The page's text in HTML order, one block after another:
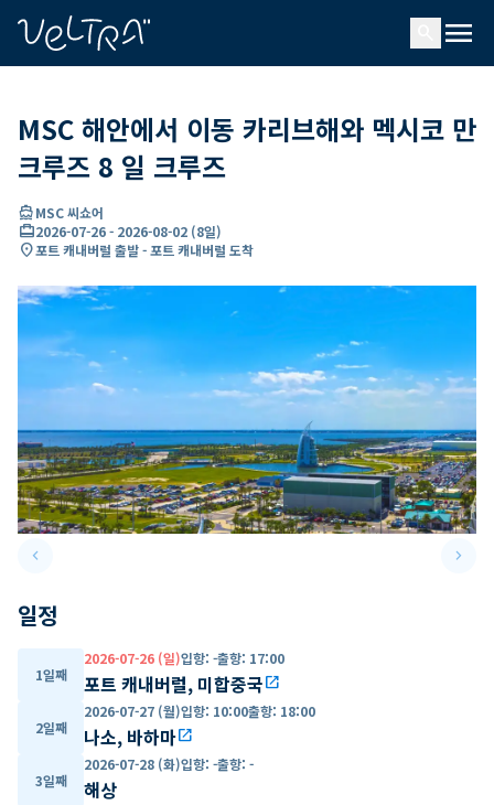
menu
MSC 해안에서 이동 카리브해와 멕시코 만
크루즈 8 일 크루즈
directions_boatMSC 씨쇼어
card_travel2026-07-26- 2026-08-02 (8일)
location_on포트 캐내버럴 출발 - 포트 캐내버럴 도착
keyboard_arrow_leftPrevious slide keyboard_arrow_right
일정
1일째
2026-07-26 (일)입항: -출항: 17:00
포트 캐내버럴, 미합중국open_in_new
2일째
2026-07-27 (월)입항: 10:00출항: 18:00
나소, 바하마open_in_new
3일째
2026-07-28 (화)입항: -출항: -
해상